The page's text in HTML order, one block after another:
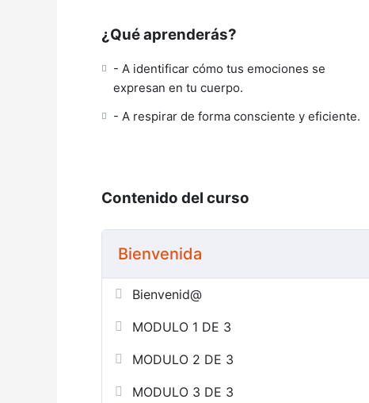
¿Qué aprenderás?
- A identificar cómo tus emociones se
expresan en tu cuerpo.
- A respirar de forma consciente y eficiente.
Contenido del curso
Bienvenida
Bienvenid@
MODULO 1 DE 3
MODULO 2 DE 3
MODULO 3 DE 3